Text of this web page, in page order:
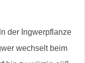
der Ingwerpflanze
wechselt beim